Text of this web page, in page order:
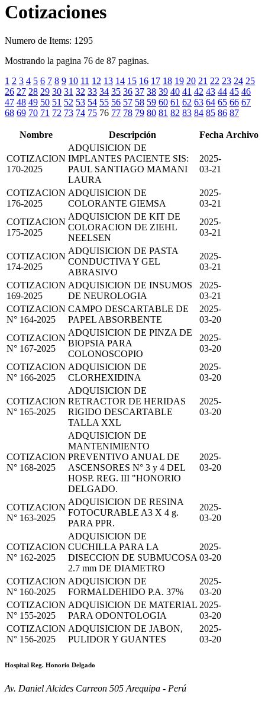
Cotizaciones
Numero de Items: 1295
Mostrando la pagina 76 de 87 paginas.
1 2 3 4 5 6 7 8 9 10 11 12 13 14 15 16 17 18 19 20 21 22 23 24 25
26 27 28 29 30 31 32 33 34 35 36 37 38 39 40 41 42 43 44 45 46
47 48 49 50 51 52 53 54 55 56 57 58 59 60 61 62 63 64 65 66 67
68 69 70 71 72 73 74 75 76 77 78 79 80 81 82 83 84 85 86 87
Nombre Descripción Fecha Archivo
COTIZACION
170-2025
ADQUISICION DE
IMPLANTES PACIENTE SIS:
PAUL SANTIAGO MAMANI
LAURA
2025-
03-21
COTIZACION
176-2025
ADQUISICION DE
COLORANTE GIEMSA
2025-
03-21
COTIZACION
175-2025
ADQUISICION DE KIT DE
COLORACION DE ZIEHL
NEELSEN
2025-
03-21
COTIZACION
174-2025
ADQUISICION DE PASTA
CONDUCTIVA Y GEL
ABRASIVO
2025-
03-21
COTIZACION
169-2025
ADQUISICION DE INSUMOS
DE NEUROLOGIA
2025-
03-21
COTIZACION
N° 164-2025
CAMPO DESCARTABLE DE
PAPEL ABSORBENTE
2025-
03-20
COTIZACION
N° 167-2025
ADQUISICION DE PINZA DE
BIOPSIA PARA
COLONOSCOPIO
2025-
03-20
COTIZACION
N° 166-2025
ADQUISICION DE
CLORHEXIDINA
2025-
03-20
COTIZACION
N° 165-2025
ADQUISICION DE
RETRACTOR DE HERIDAS
RIGIDO DESCARTABLE
TALLA XXL
2025-
03-20
COTIZACION
N° 168-2025
ADQUISICION DE
MANTENIMIENTO
PREVENTIVO ANUAL DE
ASCENSORES N° 3 y 4 DEL
HOSP. REG. III "HONORIO
DELGADO.
2025-
03-20
COTIZACION
N° 163-2025
ADQUISICION DE RESINA
FOTOCURABLE A3 X 4 g.
PARA PPR.
2025-
03-20
COTIZACION
N° 162-2025
ADQUISICION DE
CUCHILLA PARA LA
DISECCION DE SUBMUCOSA
2.7 mm DE DIAMETRO
2025-
03-20
COTIZACION
N° 160-2025
ADQUISICION DE
FORMALDEHIDO P.A. 37%
2025-
03-20
COTIZACION
N° 155-2025
ADQUISICION DE MATERIAL
PARA ODONTOLOGIA
2025-
03-20
COTIZACION
N° 156-2025
ADQUISICION DE JABON,
PULIDOR Y GUANTES
2025-
03-20
Hospital Reg. Honorio Delgado
Av. Daniel Alcides Carreon 505 Arequipa - Perú